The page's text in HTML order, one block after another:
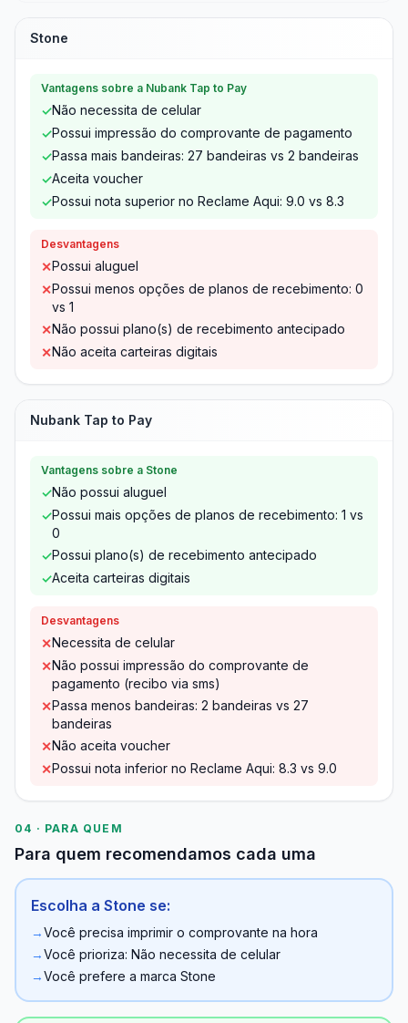
Stone
Vantagens sobre a Nubank Tap to Pay
✓Não necessita de celular
✓Possui impressão do comprovante de pagamento
✓Passa mais bandeiras: 27 bandeiras vs 2 bandeiras
✓Aceita voucher
✓Possui nota superior no Reclame Aqui: 9.0 vs 8.3
Desvantagens
✕Possui aluguel
✕Possui menos opções de planos de recebimento: 0
vs 1
✕Não possui plano(s) de recebimento antecipado
✕Não aceita carteiras digitais
Nubank Tap to Pay
Vantagens sobre a Stone
✓Não possui aluguel
✓Possui mais opções de planos de recebimento: 1 vs
0
✓Possui plano(s) de recebimento antecipado
✓Aceita carteiras digitais
Desvantagens
✕Necessita de celular
✕Não possui impressão do comprovante de
pagamento (recibo via sms)
✕Passa menos bandeiras: 2 bandeiras vs 27
bandeiras
✕Não aceita voucher
✕Possui nota inferior no Reclame Aqui: 8.3 vs 9.0
04 · PARA QUEM
Para quem recomendamos cada uma
Escolha a Stone se:
→Você precisa imprimir o comprovante na hora
→Você prioriza: Não necessita de celular
→Você prefere a marca Stone